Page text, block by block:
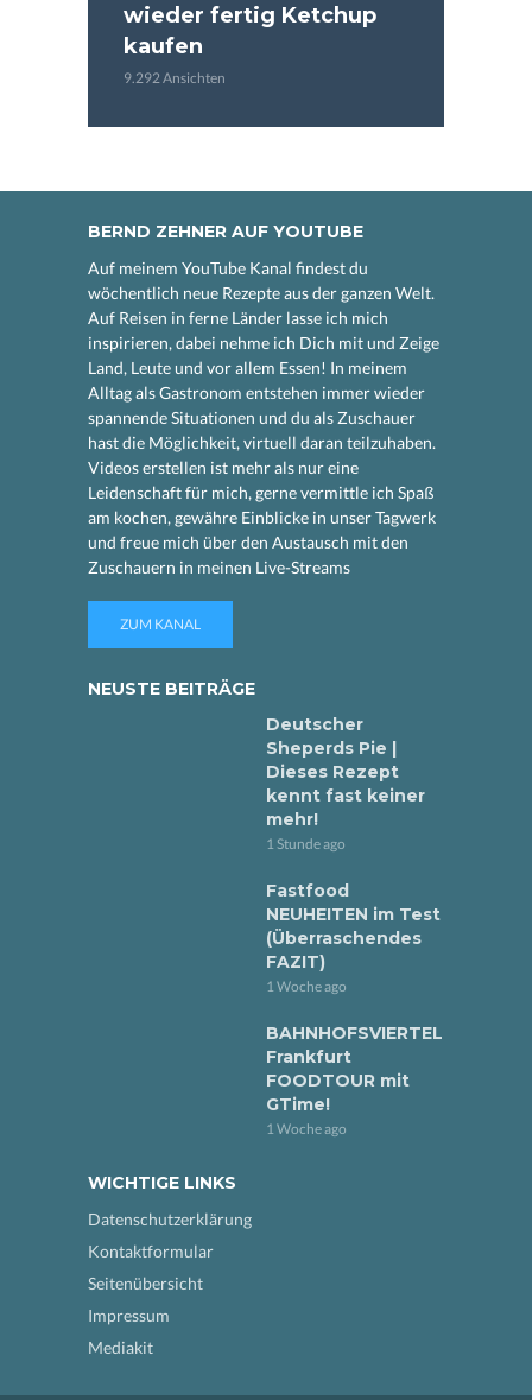
wieder fertig Ketchup
kaufen
9.292 Ansichten
BERND ZEHNER AUF YOUTUBE
Auf meinem YouTube Kanal findest du
wöchentlich neue Rezepte aus der ganzen Welt.
Auf Reisen in ferne Länder lasse ich mich
inspirieren, dabei nehme ich Dich mit und Zeige
Land, Leute und vor allem Essen! In meinem
Alltag als Gastronom entstehen immer wieder
spannende Situationen und du als Zuschauer
hast die Möglichkeit, virtuell daran teilzuhaben.
Videos erstellen ist mehr als nur eine
Leidenschaft für mich, gerne vermittle ich Spaß
am kochen, gewähre Einblicke in unser Tagwerk
und freue mich über den Austausch mit den
Zuschauern in meinen Live-Streams
ZUM KANAL
NEUSTE BEITRÄGE
Deutscher
Sheperds Pie |
Dieses Rezept
kennt fast keiner
mehr!
1 Stunde ago
Fastfood
NEUHEITEN im Test
(Überraschendes
FAZIT)
1 Woche ago
BAHNHOFSVIERTEL
Frankfurt
FOODTOUR mit
GTime!
1 Woche ago
WICHTIGE LINKS
Datenschutzerklärung
Kontaktformular
Seitenübersicht
Impressum
Mediakit